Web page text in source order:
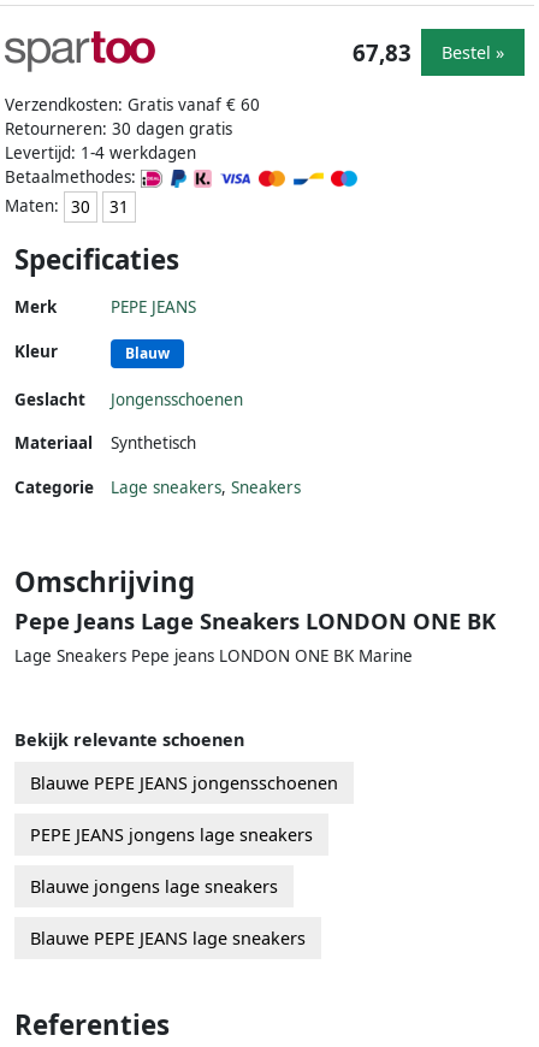
Verzendkosten: Gratis vanaf € 60
Retourneren: 30 dagen gratis
Levertijd: 1-4 werkdagen
Betaalmethodes:
Maten:
30 31
67,83 Bestel »
Specificaties
Merk PEPE JEANS
Kleur Blauw
Geslacht
Jongensschoenen
Materiaal
Synthetisch
Categorie Lage sneakers, Sneakers
Omschrijving
Pepe Jeans Lage Sneakers LONDON ONE BK
Lage Sneakers Pepe jeans LONDON ONE BK Marine
Bekijk relevante schoenen
Blauwe PEPE JEANS jongensschoenen
PEPE JEANS jongens lage sneakers
Blauwe jongens lage sneakers
Blauwe PEPE JEANS lage sneakers
Referenties